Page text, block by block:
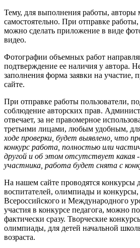
Тему, для выполнения работы, авторы
самостоятельно. При отправке
можно сделать приложение в виде
видео.
Фотографии объемных работ
подтверждение ее наличия у автора.
заполнения форма заявки на участие,
сайте.
При отправке работы пользователи,
соблюдение авторских прав.
отвечает, за не правомерное
третьими лицами, любым удобным,
ходе проверки, будет выявлено, что
конкурс работа, полностью или
другой и об этом отсутствует какая
участника, работа будет снята с
На нашем сайте проводятся конкурсы
воспитателей, олимпиады и конкурсы,
Всероссийского и Международного
участия в конкурсе педагога, можно
фактически сразу. Творческие
олимпиады, для детей начальной
возраста.